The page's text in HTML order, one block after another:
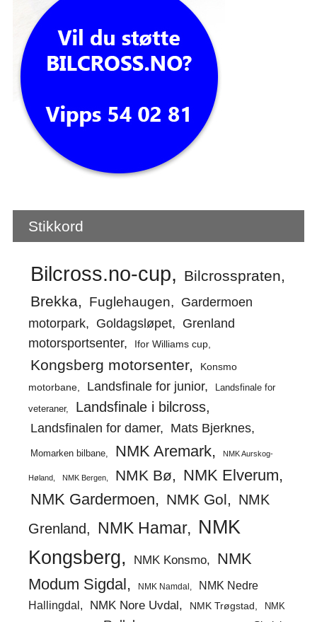
Stikkord
Bilcross.no-cup
Bilcrosspraten
Brekka
Fuglehaugen
Gardermoen
motorpark
Goldagsløpet
Grenland
motorsportsenter
Ifor Williams cup
Kongsberg motorsenter
Konsmo
motorbane
Landsfinale for junior
Landsfinale for
veteraner
Landsfinale i bilcross
Landsfinalen for damer Mats Bjerknes
Momarken bilbane NMK Aremark NMK Aurskog-
Høland NMK Bergen NMK Bø NMK Elverum
NMK Gardermoen NMK Gol
NMK
Grenland
NMK Hamar
NMK
Kongsberg
NMK Konsmo
NMK
Modum Sigdal
NMK Namdal
NMK Nedre
Hallingdal
NMK Nore Uvdal NMK Trøgstad
NMK